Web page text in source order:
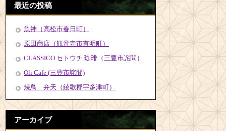
最近の投稿
魚神（高松市春日町）
原田商店（観音寺市有明町）
CLASSICO セトウチ 珈琲（三豊市詫間）
Oli Cafe (三豊市詫間)
焼鳥 弁天（綾歌郡宇多津町）
アーカイブ